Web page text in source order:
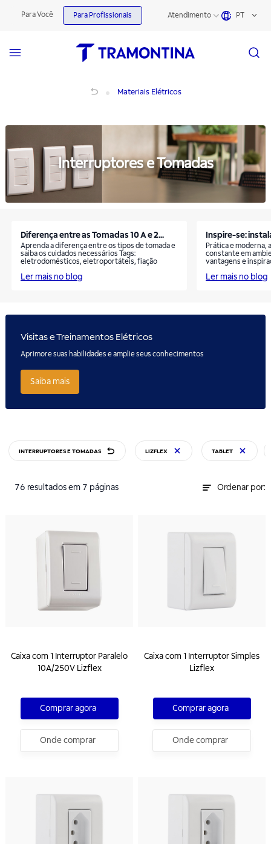
Para Você Para Profissionais Atendimento PT
Materiais Elétricos
Interruptores e Tomadas
Diferença entre as Tomadas 10 A e 2...
Aprenda a diferença entre os tipos de tomada e
saiba os cuidados necessários Tags:
eletrodomésticos, eletroportáteis, fiação
Ler mais no blog
Inspire-se:
Prática e moderna,
constante em
vantagens e
Ler mais no blog
Visitas e Treinamentos Elétricos
Aprimore suas habilidades e amplie seus conhecimentos
Saiba mais
INTERRUPTORES E TOMADAS LIZFLEX TABLET
76 resultados em 7 páginas Ordenar por:
Caixa com 1 Interruptor Paralelo
10A/250V Lizflex
Comprar agora
Onde comprar
Caixa com 1 Interruptor Simples
Lizflex
Comprar agora
Onde comprar
Materiais Elétricos | Tramontina